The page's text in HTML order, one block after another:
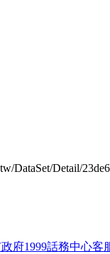
DataSet/Detail/
府1999話務中心客